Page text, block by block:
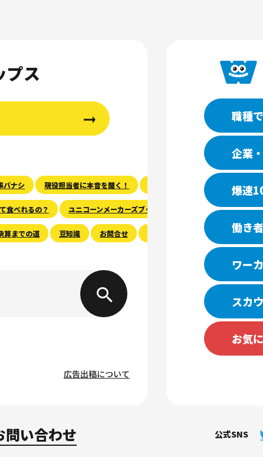
プス
バナシ 現役担当者に本音を聞く！ 現役学生に聞く！ 資産運用
食べれるの？ ユニコーンメーカーズブック その道のプロに聞く
算までの道 豆知識 お問合せ THE PIONEER
広告出稿について
職種
企業
爆速
働き
ワー
スカ
お気
問い合わせ 公式SNS